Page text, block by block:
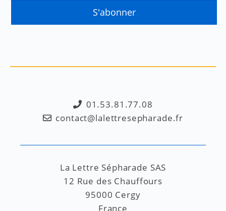
01.53.81.77.08
contact@lalettresepharade.fr
La Lettre Sépharade SAS
12 Rue des Chauffours
95000 Cergy
France